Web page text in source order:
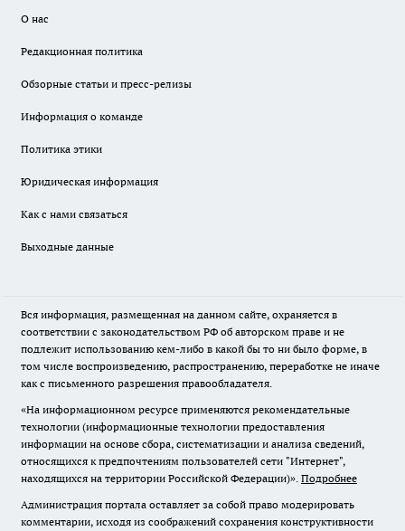
О нас
Редакционная политика
Обзорные статьи и пресс-релизы
Информация о команде
Политика этики
Юридическая информация
Как с нами связаться
Выходные данные
Вся информация, размещенная на данном сайте, охраняется в
соответствии с законодательством РФ об авторском праве и не
подлежит использованию кем-либо в какой бы то ни было форме, в
том числе воспроизведению, распространению, переработке не иначе
как с письменного разрешения правообладателя.
«На информационном ресурсе применяются рекомендательные
технологии (информационные технологии предоставления
информации на основе сбора, систематизации и анализа сведений,
относящихся к предпочтениям пользователей сети "Интернет",
находящихся на территории Российской Федерации)». Подробнее
Администрация портала оставляет за собой право модерировать
комментарии, исходя из соображений сохранения конструктивности